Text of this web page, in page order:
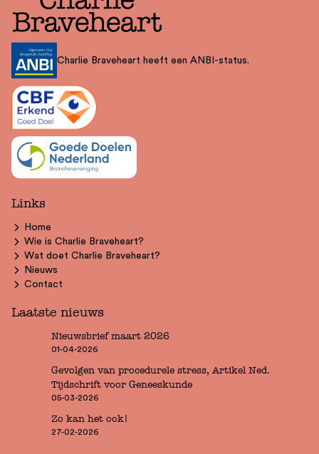
Charlie Braveheart heeft een ANBI-status.
Links
Home
Wie is Charlie Braveheart?
Wat doet Charlie Braveheart?
Nieuws
Contact
Laatste nieuws
Nieuwsbrief maart 2026
01-04-2026
Gevolgen van procedurele stress, Artikel Ned.
Tijdschrift voor Geneeskunde
05-03-2026
Zo kan het ook!
27-02-2026